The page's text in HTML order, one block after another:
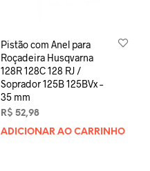
Pistão com Anel para
Roçadeira Husqvarna
128R 128C 128 RJ /
Soprador 125B 125BVx –
35 mm
R$ 52,98
ADICIONAR AO CARRINHO